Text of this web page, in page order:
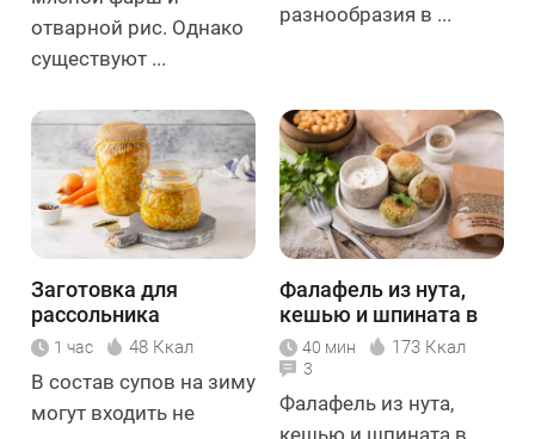
отварной рис. Однако
существуют ...
разнообразия в ...
Заготовка для
рассольника
1 час 48 Ккал
В состав супов на зиму
могут входить не
Фалафель из нута,
кешью и шпината в
духовке
40 мин 173 Ккал
3
Фалафель из нута,
кешью и шпината в